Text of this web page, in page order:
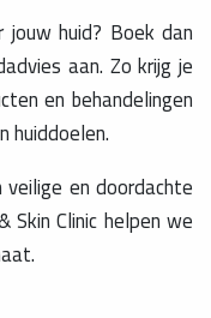
huid? Boek dan
aan. Zo krijg je
en behandelingen
huiddoelen.
en doordachte
Skin Clinic helpen we